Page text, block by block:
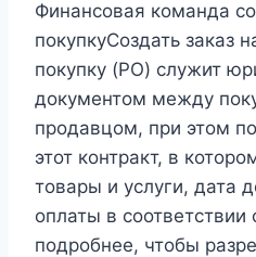
Финансовая команда
покупкуСоздать заказ
покупку (PO) служит
документом между
продавцом, при этом
этот контракт, в
товары и услуги, дата
оплаты в соответствии
подробнее, чтобы